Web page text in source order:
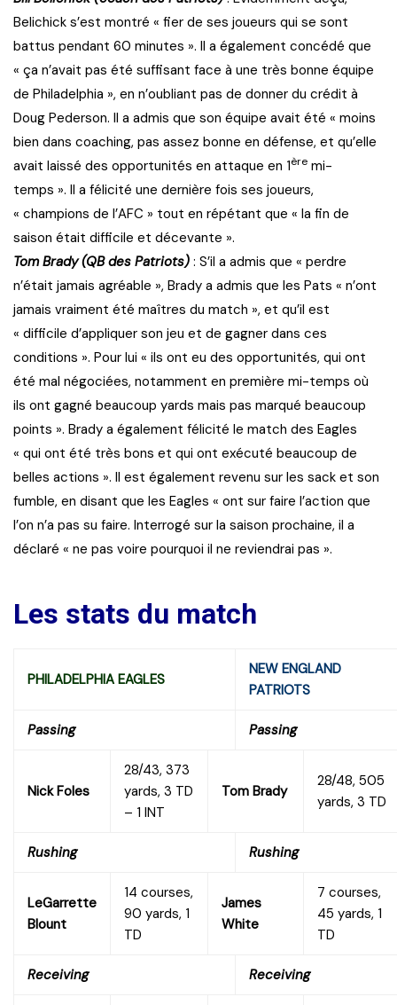
Belichick s’est montré « fier de ses joueurs qui se sont
battus pendant 60 minutes ». Il a également concédé que
« ça n’avait pas été suffisant face à une très bonne équipe
de Philadelphia », en n’oubliant pas de donner du crédit à
Doug Pederson. Il a admis que son équipe avait été « moins
bien dans coaching, pas assez bonne en défense, et qu’elle
avait laissé des opportunités en attaque en 1ère mi-
temps ». Il a félicité une dernière fois ses joueurs,
« champions de l’AFC » tout en répétant que « la fin de
saison était difficile et décevante ».
Tom Brady (QB des Patriots) : S’il a admis que « perdre
n’était jamais agréable », Brady a admis que les Pats « n’ont
jamais vraiment été maîtres du match », et qu’il est
« difficile d’appliquer son jeu et de gagner dans ces
conditions ». Pour lui « ils ont eu des opportunités, qui ont
été mal négociées, notamment en première mi-temps où
ils ont gagné beaucoup yards mais pas marqué beaucoup
points ». Brady a également félicité le match des Eagles
« qui ont été très bons et qui ont exécuté beaucoup de
belles actions ». Il est également revenu sur les sack et son
fumble, en disant que les Eagles « ont sur faire l’action que
l’on n’a pas su faire. Interrogé sur la saison prochaine, il a
déclaré « ne pas voire pourquoi il ne reviendrai pas ».
Les stats du match
PHILADELPHIA EAGLES
NEW ENGLAND
PATRIOTS
Passing Passing
Nick Foles
28/43, 373
yards, 3 TD
– 1 INT
Tom Brady
28/48, 505
yards, 3 TD
Rushing Rushing
LeGarrette
Blount
14 courses,
90 yards, 1
TD
James
White
7 courses,
45 yards, 1
TD
Receiving Receiving